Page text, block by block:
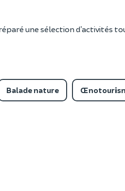
une sélection d’activités
Balade nature